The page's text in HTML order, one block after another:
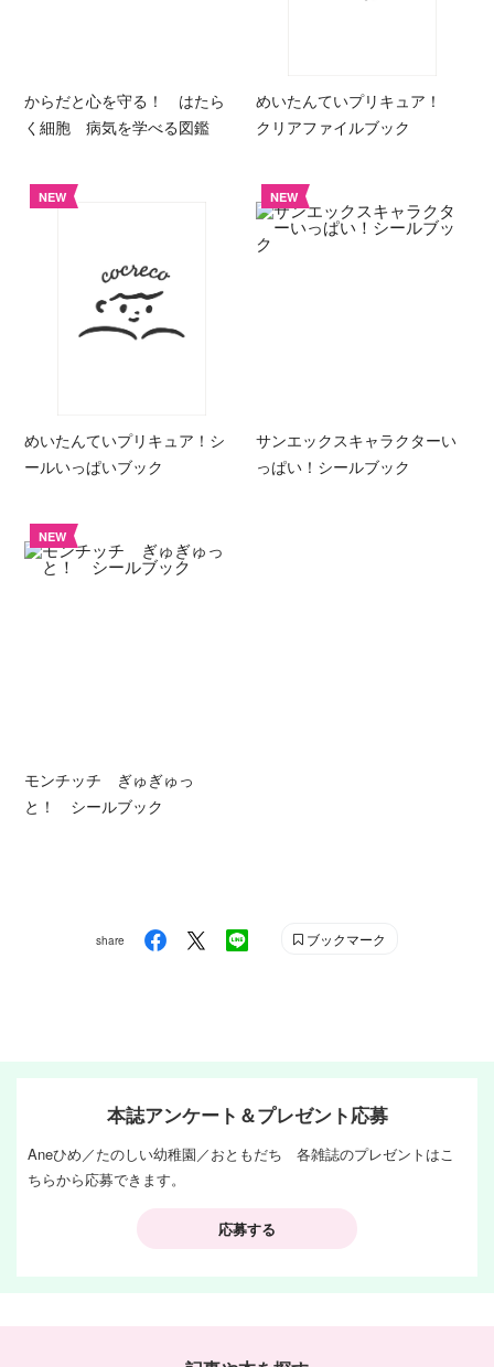
からだと心を守る！ はたら
く細胞 病気を学べる図鑑
めいたんていプリキュア！
クリアファイルブック
NEW
めいたんていプリキュア！シ
ールいっぱいブック
NEW
サンエックスキャラクターい
っぱい！シールブック
NEW
モンチッチ ぎゅぎゅっ
と！ シールブック
share ブックマーク
本誌アンケート＆プレゼント応募
Aneひめ／たのしい幼稚園／おともだち 各雑誌のプレゼントはこ
ちらから応募できます。
応募する